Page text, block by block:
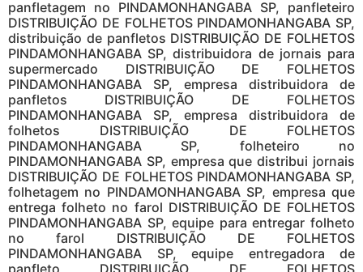
panfletagem no PINDAMONHANGABA SP, panfleteiro
DISTRIBUIÇÃO DE FOLHETOS PINDAMONHANGABA SP,
distribuição de panfletos DISTRIBUIÇÃO DE FOLHETOS
PINDAMONHANGABA SP, distribuidora de jornais para
supermercado DISTRIBUIÇÃO DE FOLHETOS
PINDAMONHANGABA SP, empresa distribuidora de
panfletos DISTRIBUIÇÃO DE FOLHETOS
PINDAMONHANGABA SP, empresa distribuidora de
folhetos DISTRIBUIÇÃO DE FOLHETOS
PINDAMONHANGABA SP, folheteiro no
PINDAMONHANGABA SP, empresa que distribui jornais
DISTRIBUIÇÃO DE FOLHETOS PINDAMONHANGABA SP,
folhetagem no PINDAMONHANGABA SP, empresa que
entrega folheto no farol DISTRIBUIÇÃO DE FOLHETOS
PINDAMONHANGABA SP, equipe para entregar folheto
no farol DISTRIBUIÇÃO DE FOLHETOS
PINDAMONHANGABA SP, equipe entregadora de
panfleto DISTRIBUIÇÃO DE FOLHETOS